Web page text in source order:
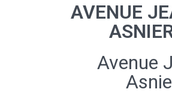
AVENUE
Avenue